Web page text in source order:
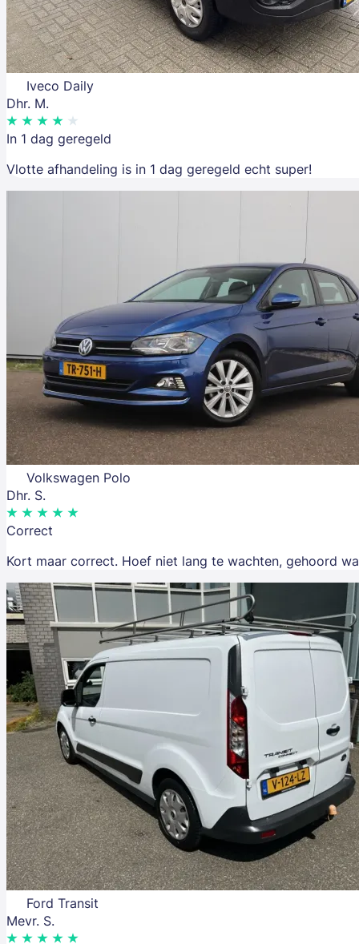
Iveco Daily
Dhr. M.
In 1 dag geregeld
Vlotte afhandeling is in 1 dag geregeld echt super!
Volkswagen Polo
Dhr. S.
Correct
Kort maar correct. Hoef niet lang te wachten, gehoord
Ford Transit
Mevr. S.